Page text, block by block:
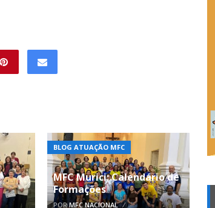
BLOG ATUAÇÃO MFC
MFC Murici: Calendário de
Formações
PORMFC NACIONAL